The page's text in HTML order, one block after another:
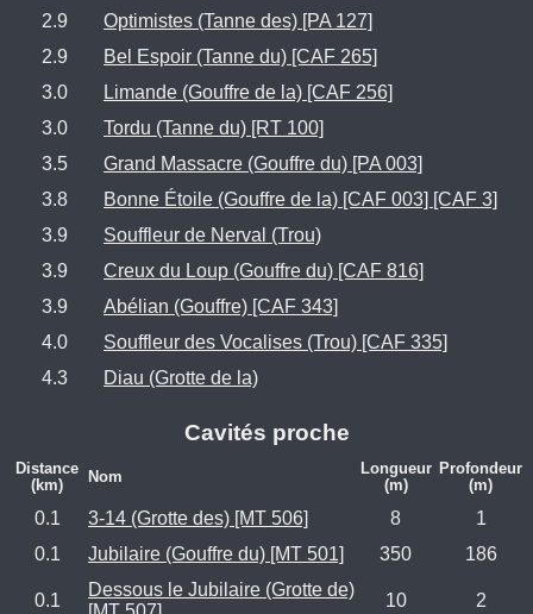
2.9
Optimistes (Tanne des) [PA 127]
2.9
Bel Espoir (Tanne du) [CAF 265]
3.0
Limande (Gouffre de la) [CAF 256]
3.0
Tordu (Tanne du) [RT 100]
3.5
Grand Massacre (Gouffre du) [PA 003]
3.8
Bonne Étoile (Gouffre de la) [CAF 003] [CAF 3]
3.9
Souffleur de Nerval (Trou)
3.9
Creux du Loup (Gouffre du) [CAF 816]
3.9
Abélian (Gouffre) [CAF 343]
4.0
Souffleur des Vocalises (Trou) [CAF 335]
4.3
Diau (Grotte de la)
Cavités proche
Distance
(km)
Nom
Longueur
(m)
Profondeur
(m)
0.1 3-14 (Grotte des) [MT 506] 8
1
0.1
Jubilaire (Gouffre du) [MT 501] 350 186
0.1
Dessous le Jubilaire (Grotte de)
10 2